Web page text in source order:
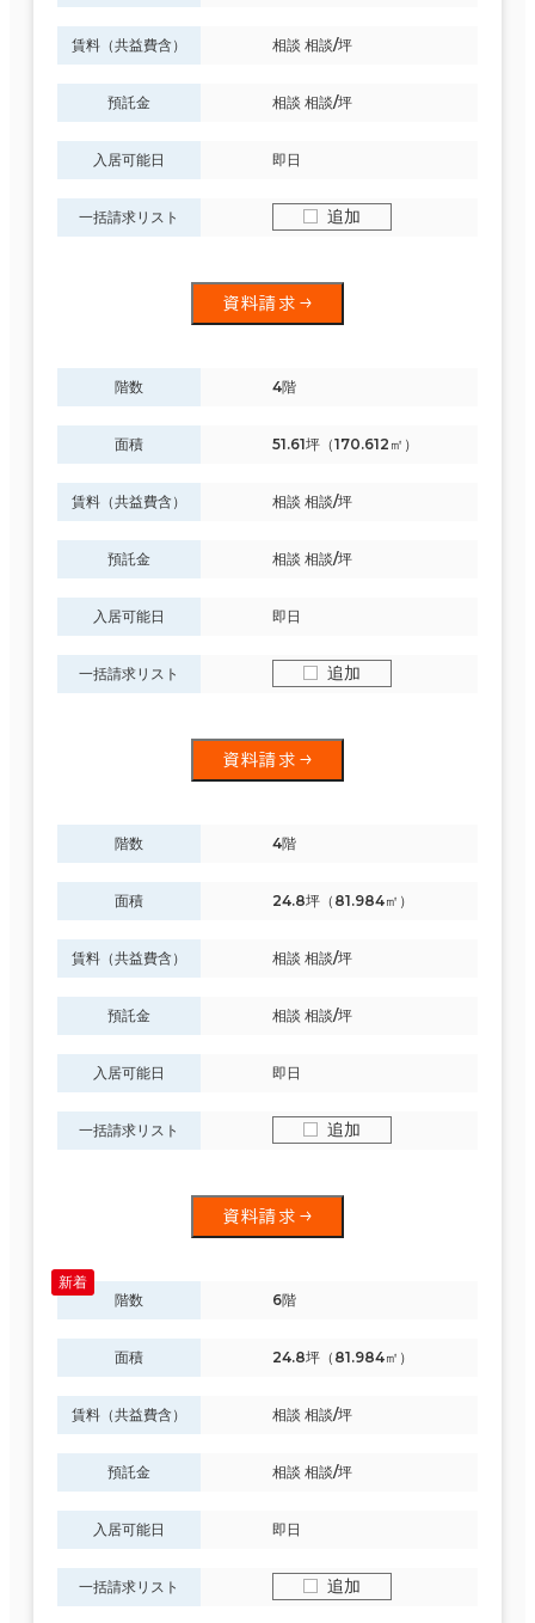
賃料（共益費含） 相談 相談/坪
預託金 相談 相談/坪
入居可能日 即日
一括請求リスト 追加
資料請求
階数 4階
面積 51.61坪（170.612㎡）
賃料（共益費含） 相談 相談/坪
預託金 相談 相談/坪
入居可能日 即日
一括請求リスト 追加
資料請求
階数 4階
面積 24.8坪（81.984㎡）
賃料（共益費含） 相談 相談/坪
預託金 相談 相談/坪
入居可能日 即日
一括請求リスト 追加
資料請求
階数 6階
面積 24.8坪（81.984㎡）
賃料（共益費含） 相談 相談/坪
預託金 相談 相談/坪
入居可能日 即日
一括請求リスト 追加
その他
制震・免震構造
1フロア面積100坪以上
該当数
11室(4棟)
この条件で検索する